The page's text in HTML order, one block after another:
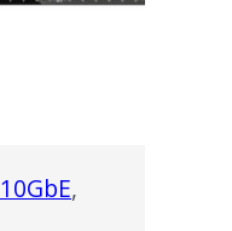
10GbE,